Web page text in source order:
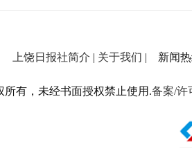
上饶日报社简介 | 关于我们 | 新闻热
所有，未经书面授权禁止使用.备案/许